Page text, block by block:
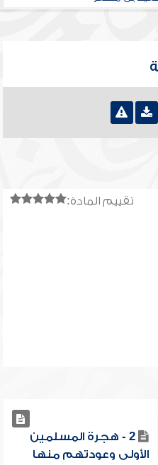
تقييم المادة:
2 - هجرة المسلمين
الأولى وعودتهم منها